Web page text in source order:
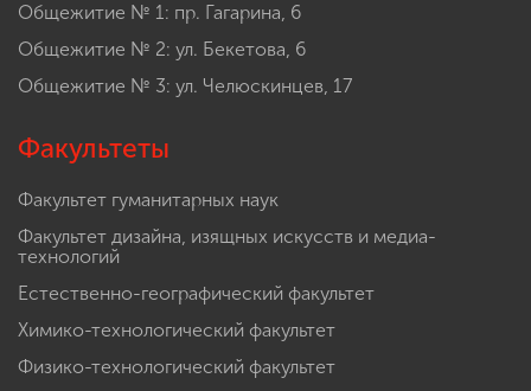
Общежитие № 1: пр. Гагарина, 6
Общежитие № 2: ул. Бекетова, 6
Общежитие № 3: ул. Челюскинцев, 17
Факультеты
Факультет гуманитарных наук
Факультет дизайна, изящных искусств и медиа-
технологий
Естественно-географический факультет
Химико-технологический факультет
Физико-технологический факультет